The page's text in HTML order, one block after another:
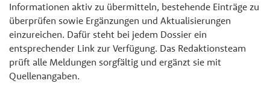
Informationen aktiv zu übermitteln, bestehende Einträge zu
überprüfen sowie Ergänzungen und Aktualisierungen
einzureichen. Dafür steht bei jedem Dossier ein
entsprechender Link zur Verfügung. Das Redaktionsteam
prüft alle Meldungen sorgfältig und ergänzt sie mit
Quellenangaben.